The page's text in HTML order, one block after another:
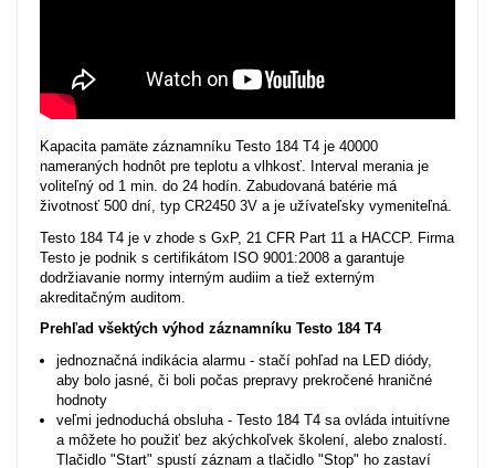
Kapacita pamäte záznamníku Testo 184 T4 je 40000
nameraných hodnôt pre teplotu a vlhkosť. Interval merania je
voliteľný od 1 min. do 24 hodín. Zabudovaná batérie má
životnosť 500 dní, typ CR2450 3V a je užívateľsky vymeniteľná.
Testo 184 T4 je v zhode s GxP, 21 CFR Part 11 a HACCP. Firma
Testo je podnik s certifikátom ISO 9001:2008 a garantuje
dodržiavanie normy interným audiim a tiež externým
akreditačným auditom.
Prehľad všektých výhod záznamníku Testo 184 T4
jednoznačná indikácia alarmu - stačí pohľad na LED diódy,
aby bolo jasné, či boli počas prepravy prekročené hraničné
hodnoty
veľmi jednoduchá obsluha - Testo 184 T4 sa ovláda intuitívne
a môžete ho použiť bez akýchkoľvek školení, alebo znalostí.
Tlačidlo "Start" spustí záznam a tlačidlo "Stop" ho zastaví